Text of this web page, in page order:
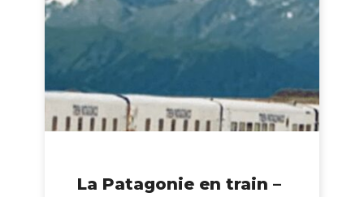
La Patagonie en train –